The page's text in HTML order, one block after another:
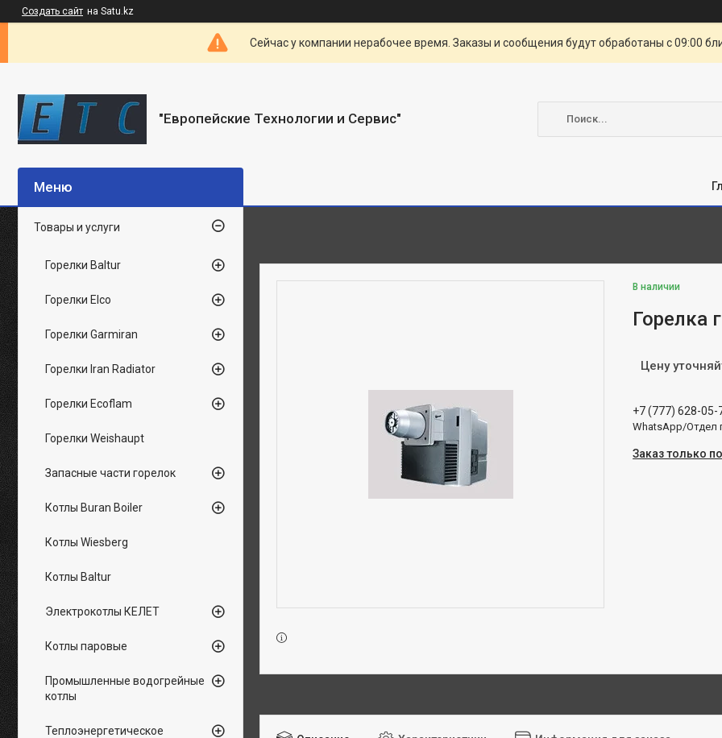
Создать сайт на Satu.kz
Сейчас у компании нерабочее время. Заказы и сообщения будут обработаны с 09:00
"Европейские Технологии и Сервис"
В наличии
Горелка
Цену
+7 (777) 628-05-
WhatsApp/Отдел
Заказ только
Товары и услуги
Горелки Baltur
Горелки Elco
Горелки Garmiran
Горелки Iran Radiator
Горелки Ecoflam
Горелки Weishaupt
Запасные части горелок
Котлы Buran Boiler
Котлы Wiesberg
Котлы Baltur
Электрокотлы КЕЛЕТ
Котлы паровые
Промышленные водогрейные
котлы
Теплоэнергетическое